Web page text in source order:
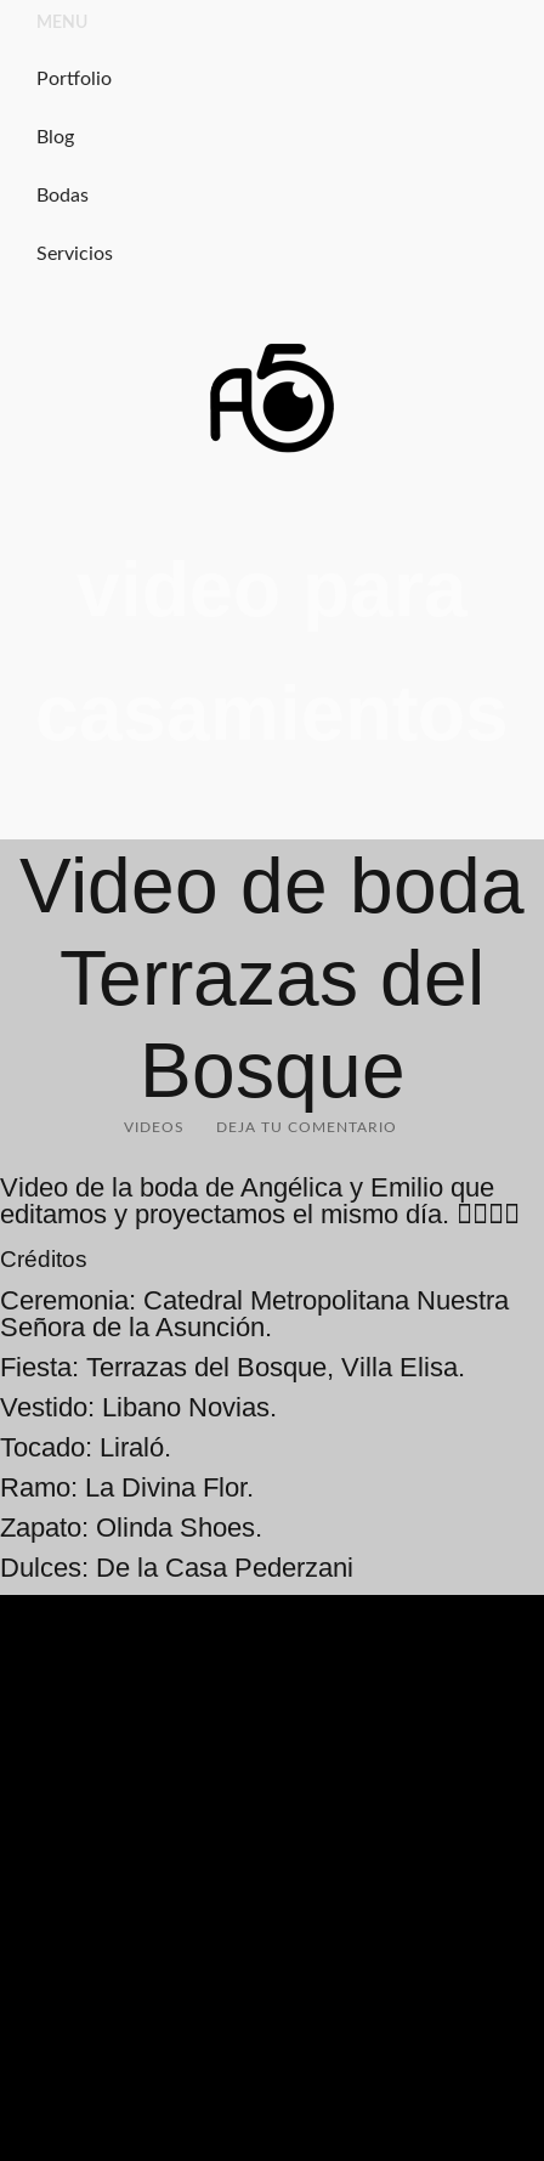
contenido
MENU
Portfolio
Blog
Bodas
Servicios
Video de boda
Terrazas del
Bosque
VIDEOS DEJA TU COMENTARIO
Video de la boda de Angélica y Emilio que
editamos y proyectamos el mismo día. 👩‍❤‍💋‍👨
Créditos
Ceremonia: Catedral Metropolitana Nuestra
Señora de la Asunción.
Fiesta: Terrazas del Bosque, Villa Elisa.
Vestido: Libano Novias.
Tocado: Liraló.
Ramo: La Divina Flor.
Zapato: Olinda Shoes.
Dulces: De la Casa Pederzani